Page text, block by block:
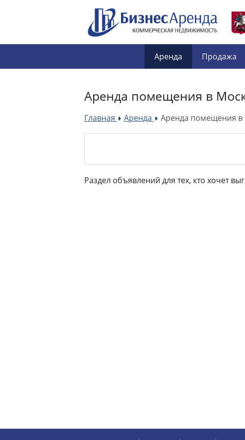
Аренда Продажа
Аренда помещения в
Главная »
Аренда »
Аренда помещения в
Раздел объявлений для тех, кто хочет